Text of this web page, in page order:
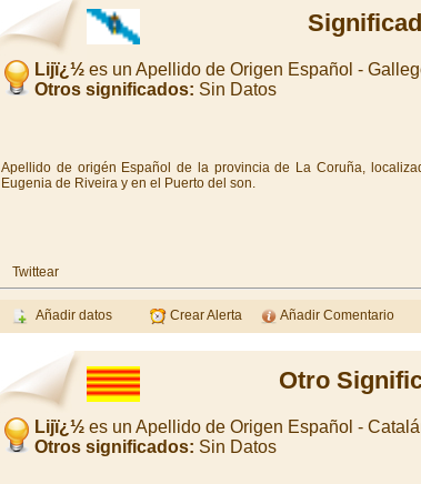
Lijï¿½ es un Apellido de Origen Español -
Otros significados: Sin Datos
Apellido de origén Español de la provincia de La Coruña,
Eugenia de Riveira y en el Puerto del son.
Twittear
Añadir datos Crear Alerta Añadir Comentario
Otro
Lijï¿½ es un Apellido de Origen Español -
Otros significados: Sin Datos